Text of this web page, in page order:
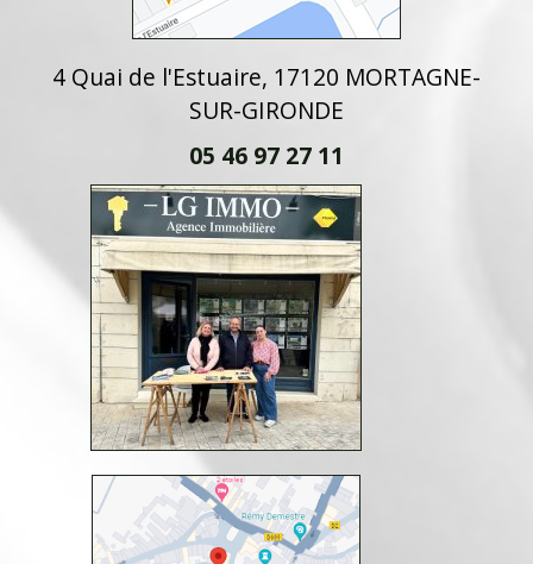
4 Quai de l'Estuaire, 17120 MORTAGNE-
SUR-GIRONDE
05 46 97 27 11